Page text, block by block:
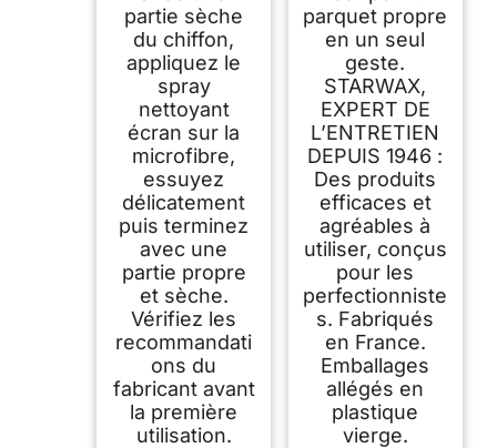
partie sèche
du chiffon,
appliquez le
spray
nettoyant
écran sur la
microfibre,
essuyez
délicatement
puis terminez
avec une
partie propre
et sèche.
Vérifiez les
recommandati
ons du
fabricant avant
la première
utilisation.
parquet propre
en un seul
geste.
STARWAX,
EXPERT DE
L’ENTRETIEN
DEPUIS 1946 :
Des produits
efficaces et
agréables à
utiliser, conçus
pour les
perfectionniste
s. Fabriqués
en France.
Emballages
allégés en
plastique
vierge.